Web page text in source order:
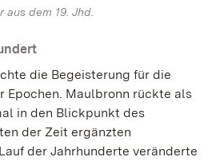
aus dem 19. Jhd.
die Begeisterung für die
Epochen. Maulbronn rückte als
in den Blickpunkt des
der Zeit ergänzten
der Jahrhunderte veränderte